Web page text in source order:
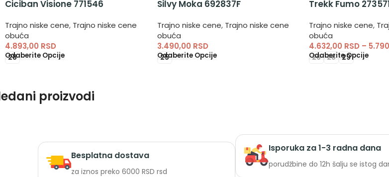
Ciciban Visione 771546
Trajno niske cene, Trajno niske cene
obuća
4.893,00 RSD
Odaberite Opcije
28
Silvy Moka 692837F
Trajno niske cene, Trajno niske cene
obuća
3.490,00 RSD
Odaberite Opcije
25
Trekk Fumo
Trajno niske cene,
obuća
4.632,00 RSD –
Odaberite Opcije
26 28 29
proizvodi
Besplatna dostava
za iznos preko 6000 RSD rsd
Isporuka za 1-3 radna dana
porudžbine do 12h šalju se istog